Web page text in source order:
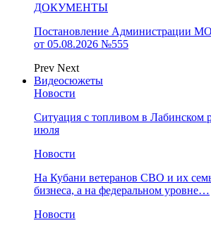
ДОКУМЕНТЫ
Постановление Администрации
от 05.08.2026 №555
Prev Next
Видеосюжеты
Новости
Ситуация с топливом в Лабинском
июля
Новости
На Кубани ветеранов СВО и их
бизнеса, а на федеральном уровне…
Новости